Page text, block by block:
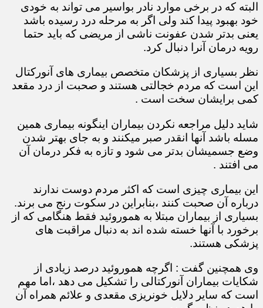
البته که در برخی موارد نادر بواسیر می تواند به خودی
خود بهبود پیدا کند ولی اگر به مرحله درد رسیده باشد
یعنی بدتر شدن عفونت ناشی از مریضی که باید حتما
رویه درمان آنرا دنبال کرد.
نظر بسیاری از پزشکان متخصص بیماری های آنورکتال
این است که مردم خجالتی هستند و صحبت از درد مقعد
کمی برایشان سخت است .
شاید دلیل مراجعه نکردن بیماران اینگونه بیماری همین
مسله باشد آنها انقدر صبر میکنند و به جای بهتر شدن
وضع جسمیشان بدتر می شود و تازه به فکر درمان آن
می افتند .
این بیماری چیزی است که اکثر مردم دوست ندارند
درباره آن صحبت کنند ،بنابراین در سکوت رنج می برند.
بسیاری از بیماران مبتلا به هموروئید فقط هنگامی که از
برخورد با آنها خسته شده اند به دنبال مراقبت های
پزشکی هستند.
وی همچنین گفت : اگرچه هموروئید درصد زیادی از
شکایات بیماران آنورکتالی را تشکیل می دهد ،اما مهم
است که سایر دلایل خونریزی مقعدی و علائم همراه آن